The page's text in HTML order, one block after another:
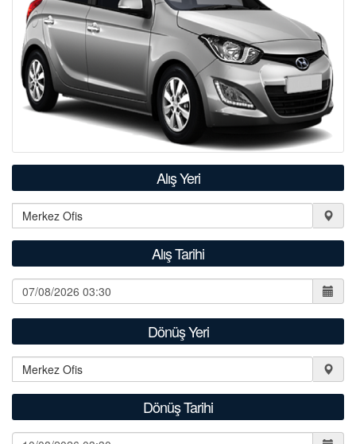
S.S.S.
İLETİŞİM
Alış Yeri
Alış Tarihi
Dönüş Yeri
Dönüş Tarihi